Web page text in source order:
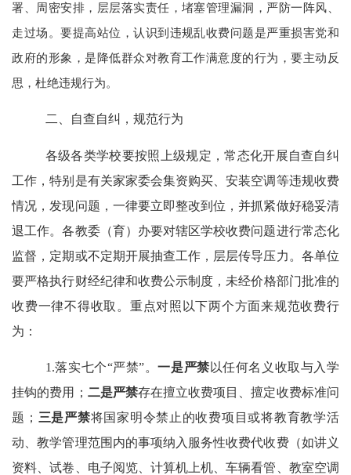
署、周密安排，层层落实责任，堵塞管理漏洞，严防一阵风、
走过场。要提高站位，认识到违规乱收费问题是严重损害党和
政府的形象，是降低群众对教育工作满意度的行为，要主动反
思，杜绝违规行为。
二、自查自纠，规范行为
各级各类学校要按照上级规定，常态化开展自查自纠
工作，特别是有关家家委会集资购买、安装空调等违规收费
情况，发现问题，一律要立即整改到位，并抓紧做好稳妥清
退工作。各教委（育）办要对辖区学校收费问题进行常态化
监督，定期或不定期开展抽查工作，层层传导压力。各单位
要严格执行财经纪律和收费公示制度，未经价格部门批准的
收费一律不得收取。重点对照以下两个方面来规范收费行
为：
1.落实七个“严禁”。一是严禁 以任何名义收取与入学
挂钩的费用； 二是严禁存在擅立收费项目、擅定收费标准问
题； 三是严禁将国家明令禁止的收费项目或将教育教学活
动、教学管理范围内的事项纳入服务性收费代收费（如讲义
资料、试卷、电子阅览、计算机上机、车辆看管、教室空调